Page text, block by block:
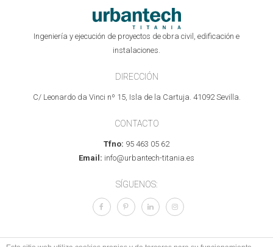
Ingeniería y ejecución de proyectos de obra civil, edificación e
instalaciones.
DIRECCIÓN
C/ Leonardo da Vinci nº 15, Isla de la Cartuja. 41092 Sevilla.
CONTACTO
Tfno: 95 463 05 62
Email: info@urbantech-titania.es
SÍGUENOS: